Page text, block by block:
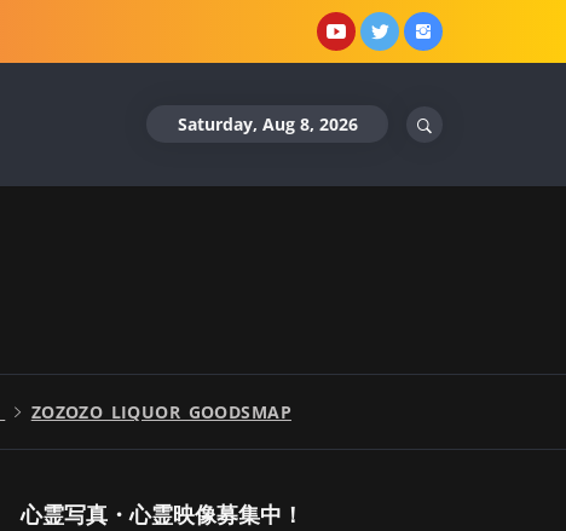
YouTube
X Instagram
Saturday, Aug 8, 2026
ZOZOZO_LIQUOR_GOODSMAP
心霊写真・心霊映像募集中！